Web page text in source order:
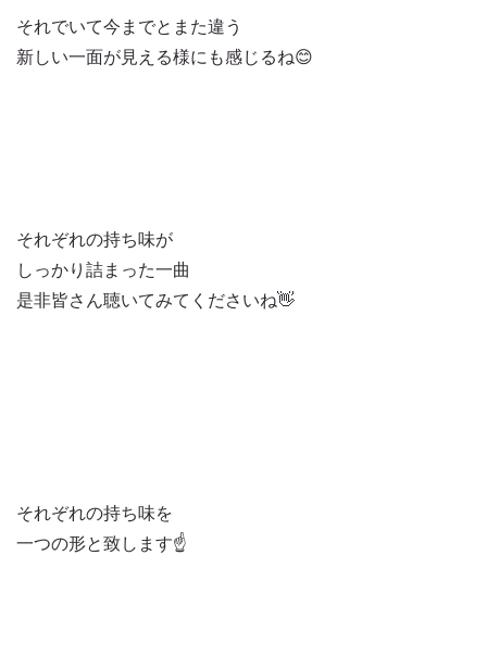
それでいて今までとまた違う
新しい一面が見える様にも感じるね😊
それぞれの持ち味が
しっかり詰まった一曲
是非皆さん聴いてみてくださいね👋
それぞれの持ち味を
一つの形と致します☝️